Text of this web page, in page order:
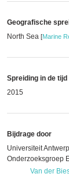
Geografische
North Sea [Marine
Spreiding in de tijd
2015
Bijdrage door
Universiteit
Onderzoeksgroep
Van der